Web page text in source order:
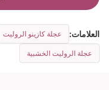
العلامات: عجلة كازينو الروليت
عجلة الروليت الخشبية